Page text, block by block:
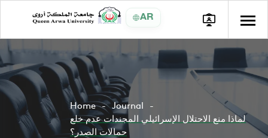
AR
Home
Journal
لماذا منع الاحتلال الإسرائيلي المجندات عدم خلع
حمالات الصدر؟